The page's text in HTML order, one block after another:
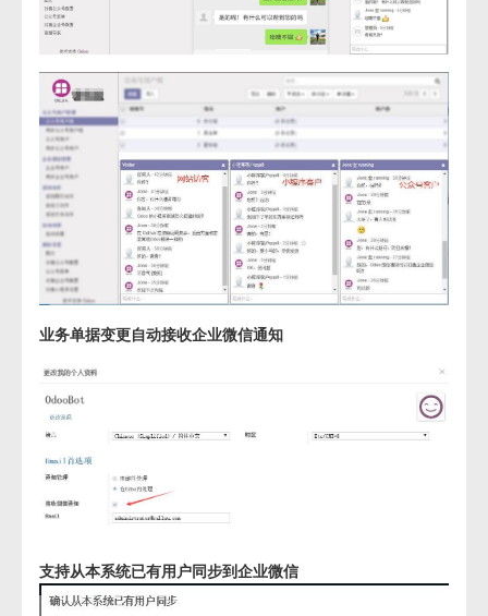
业务单据变更自动接收企业微信通知
支持从本系统已有用户同步到企业微信